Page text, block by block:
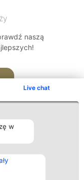
Live chat
w
naszą
Kontakt
Kontakt